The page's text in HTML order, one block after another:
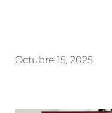
Octubre 15, 2025